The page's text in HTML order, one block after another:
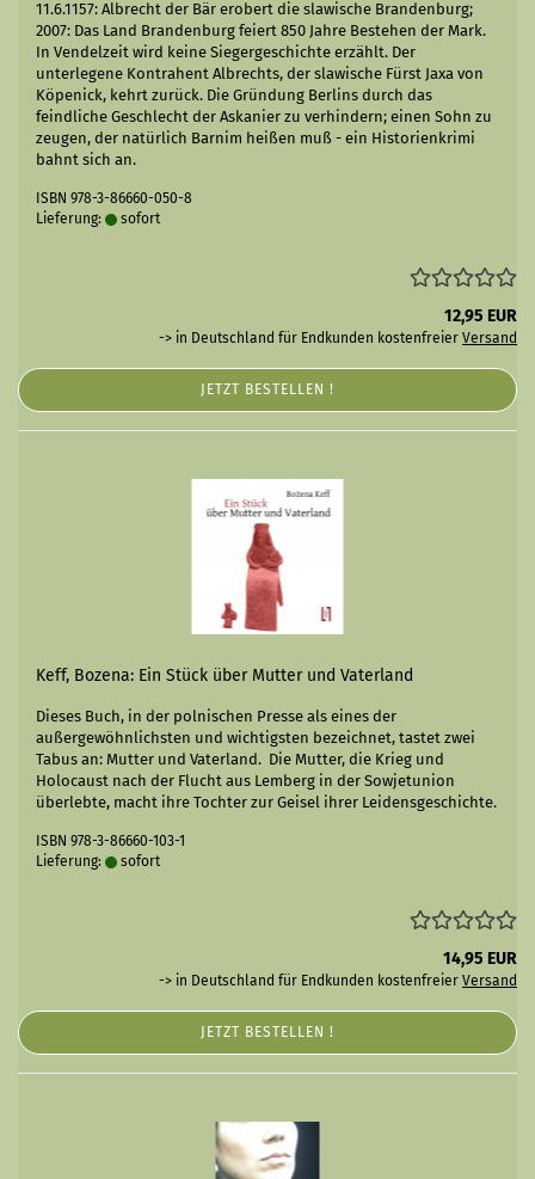
11.6.1157: Albrecht der Bär erobert die slawische Brandenburg;
2007: Das Land Brandenburg feiert 850 Jahre Bestehen der Mark.
In Vendelzeit wird keine Siegergeschichte erzählt. Der
unterlegene Kontrahent Albrechts, der slawische Fürst Jaxa von
Köpenick, kehrt zurück. Die Gründung Berlins durch das
feindliche Geschlecht der Askanier zu verhindern; einen Sohn zu
zeugen, der natürlich Barnim heißen muß - ein Historienkrimi
bahnt sich an.
ISBN 978-3-86660-050-8
Lieferung:
sofort
12,95 EUR
-> in Deutschland für Endkunden kostenfreier Versand
JETZT BESTELLEN !
Keff, Bozena: Ein Stück über Mutter und Vaterland
Dieses Buch, in der polnischen Presse als eines der
außergewöhnlich­sten und wichtigsten bezeichnet, tastet zwei
Tabus an: Mutter und Vaterland. Die Mutter, die Krieg und
Holocaust nach der Flucht aus Lemberg in der Sowjetunion
überlebte, macht ihre Tochter zur Geisel ihrer Leidensgeschichte.
ISBN 978-3-86660-103-1
Lieferung:
sofort
14,95 EUR
-> in Deutschland für Endkunden kostenfreier Versand
JETZT BESTELLEN !